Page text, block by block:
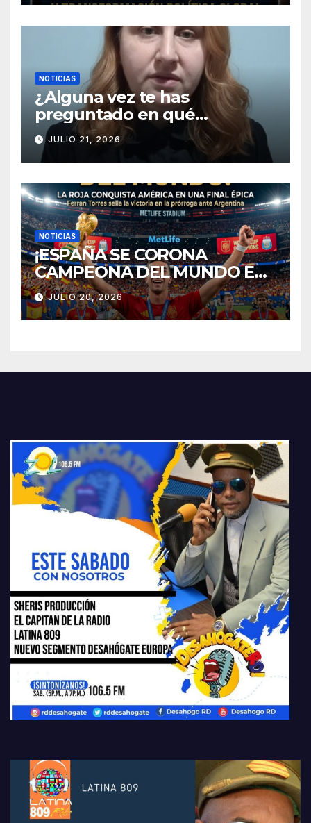
EXTREMA EN EUROPA Y
TRANSFORMACIÓN POLÍTICA
GLOBAL
NOTICIAS
¿Alguna vez te has
preguntado en qué
momento el silencio deja de
ser pacífico y se convierte en
el peor enemigo de una
relación? 💔
JULIO 21, 2026
NOTICIAS
¡ESPAÑA SE CORONA
CAMPEONA DEL MUNDO EN
NUEVA JERSEY!
JULIO 20, 2026